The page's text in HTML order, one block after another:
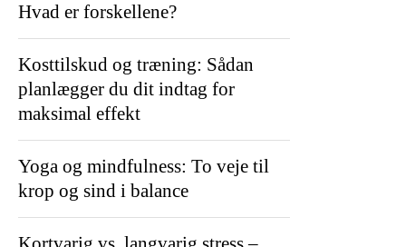
Hvad er forskellene?
Kosttilskud og træning: Sådan
planlægger du dit indtag for
maksimal effekt
Yoga og mindfulness: To veje til
krop og sind i balance